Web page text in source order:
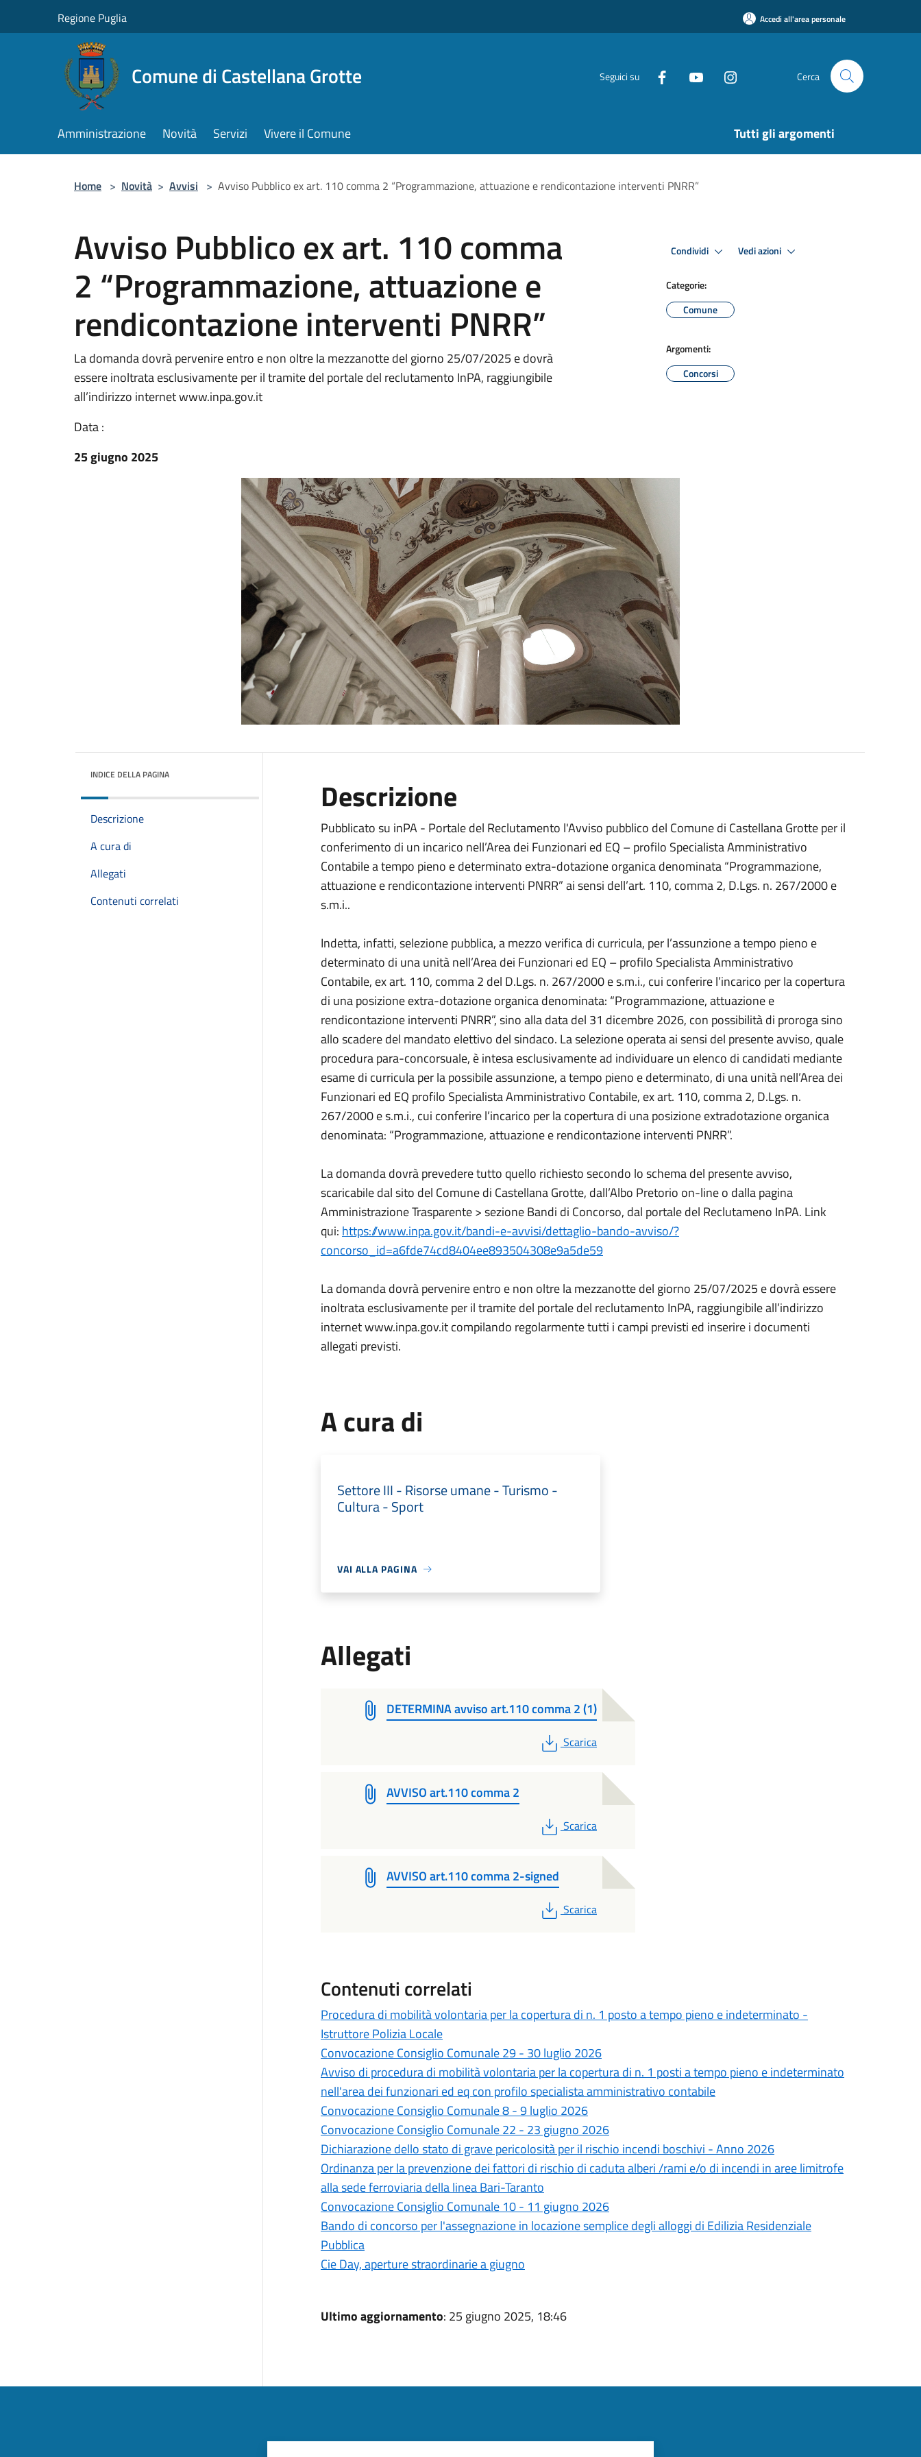
Regione Puglia Accedi all'area personale
Comune di Castellana Grotte Seguici su Cerca
Amministrazione Novità Servizi Vivere il Comune Tutti gli argomenti
Home > Novità > Avvisi > Avviso Pubblico ex art. 110 comma 2 “Programmazione, attuazione e rendicontazione interventi PNRR”
Avviso Pubblico ex art. 110 comma
2 “Programmazione, attuazione e
rendicontazione interventi PNRR”
La domanda dovrà pervenire entro e non oltre la mezzanotte del giorno 25/07/2025 e dovrà
essere inoltrata esclusivamente per il tramite del portale del reclutamento InPA, raggiungibile
all’indirizzo internet www.inpa.gov.it
Data :
25 giugno 2025
Condividi Vedi azioni
Categorie:
Comune
Argomenti:
Concorsi
INDICE DELLA PAGINA
Descrizione
A cura di
Allegati
Contenuti correlati
Descrizione
Pubblicato su inPA - Portale del Reclutamento l'Avviso pubblico del Comune di Castellana Grotte per il
conferimento di un incarico nell’Area dei Funzionari ed EQ – profilo Specialista Amministrativo
Contabile a tempo pieno e determinato extra-dotazione organica denominata “Programmazione,
attuazione e rendicontazione interventi PNRR” ai sensi dell’art. 110, comma 2, D.Lgs. n. 267/2000 e
s.m.i..
Indetta, infatti, selezione pubblica, a mezzo verifica di curricula, per l’assunzione a tempo pieno e
determinato di una unità nell’Area dei Funzionari ed EQ – profilo Specialista Amministrativo
Contabile, ex art. 110, comma 2 del D.Lgs. n. 267/2000 e s.m.i., cui conferire l’incarico per la copertura
di una posizione extra-dotazione organica denominata: “Programmazione, attuazione e
rendicontazione interventi PNRR”, sino alla data del 31 dicembre 2026, con possibilità di proroga sino
allo scadere del mandato elettivo del sindaco. La selezione operata ai sensi del presente avviso, quale
procedura para-concorsuale, è intesa esclusivamente ad individuare un elenco di candidati mediante
esame di curricula per la possibile assunzione, a tempo pieno e determinato, di una unità nell’Area dei
Funzionari ed EQ profilo Specialista Amministrativo Contabile, ex art. 110, comma 2, D.Lgs. n.
267/2000 e s.m.i., cui conferire l’incarico per la copertura di una posizione extradotazione organica
denominata: “Programmazione, attuazione e rendicontazione interventi PNRR”.
La domanda dovrà prevedere tutto quello richiesto secondo lo schema del presente avviso,
scaricabile dal sito del Comune di Castellana Grotte, dall’Albo Pretorio on-line o dalla pagina
Amministrazione Trasparente > sezione Bandi di Concorso, dal portale del Reclutameno InPA. Link
qui: https://www.inpa.gov.it/bandi-e-avvisi/dettaglio-bando-avviso/?
concorso_id=a6fde74cd8404ee893504308e9a5de59
La domanda dovrà pervenire entro e non oltre la mezzanotte del giorno 25/07/2025 e dovrà essere
inoltrata esclusivamente per il tramite del portale del reclutamento InPA, raggiungibile all’indirizzo
internet www.inpa.gov.it compilando regolarmente tutti i campi previsti ed inserire i documenti
allegati previsti.
A cura di
Settore III - Risorse umane - Turismo -
Cultura - Sport
VAI ALLA PAGINA
Allegati
DETERMINA avviso art.110 comma 2 (1)
PDF
Scarica
AVVISO art.110 comma 2
PDF
Scarica
AVVISO art.110 comma 2-signed
PDF
Scarica
Contenuti correlati
Procedura di mobilità volontaria per la copertura di n. 1 posto a tempo pieno e indeterminato -
Istruttore Polizia Locale
Convocazione Consiglio Comunale 29 - 30 luglio 2026
Avviso di procedura di mobilità volontaria per la copertura di n. 1 posti a tempo pieno e indeterminato
nell'area dei funzionari ed eq con profilo specialista amministrativo contabile
Convocazione Consiglio Comunale 8 - 9 luglio 2026
Convocazione Consiglio Comunale 22 - 23 giugno 2026
Dichiarazione dello stato di grave pericolosità per il rischio incendi boschivi - Anno 2026
Ordinanza per la prevenzione dei fattori di rischio di caduta alberi /rami e/o di incendi in aree limitrofe
alla sede ferroviaria della linea Bari-Taranto
Convocazione Consiglio Comunale 10 - 11 giugno 2026
Bando di concorso per l'assegnazione in locazione semplice degli alloggi di Edilizia Residenziale
Pubblica
Cie Day, aperture straordinarie a giugno
Ultimo aggiornamento: 25 giugno 2025, 18:46